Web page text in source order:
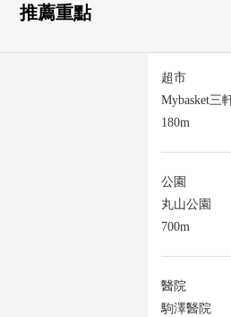
推薦重點
超市
Mybasket三
180m
公園
丸山公園
700m
醫院
駒澤醫院